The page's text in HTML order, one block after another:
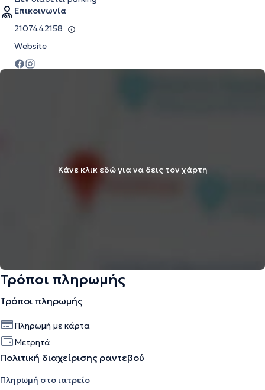
Επικοινωνία
2107442158
Website
Κάνε κλικ εδώ για να δεις τον χάρτη
Τρόποι πληρωμής
Τρόποι πληρωμής
Πληρωμή με κάρτα
Μετρητά
Πολιτική διαχείρισης ραντεβού
Πληρωμή στο ιατρείο